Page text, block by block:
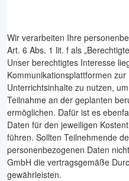
Wir verarbeiten Ihre
Art. 6 Abs. 1 lit. f als
Unser berechtigtes Interesse
Kommunikationsplattformen
Unterrichtsinhalte zu nutzen,
Teilnahme an der geplanten
ermöglichen. Dafür ist es
Daten für den jeweiligen
führen. Sollten Teilnehmende
personenbezogenen Daten
GmbH die vertragsgemäße
gewährleisten.